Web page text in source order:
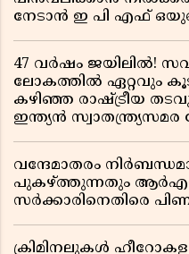
നേടാൻ ഇ പി എഫ്
47 വർഷം ജയിലിൽ!
ലോകത്തിൽ ഏറ്റവും
കഴിഞ്ഞ രാഷ്ട്രീയ
ഇന്ത്യൻ
വന്ദേമാതരം
പുകഴ്ത്തുന്നതും
സർക്കാരിനെതിരെ
ക്രിമിനലുകൾ